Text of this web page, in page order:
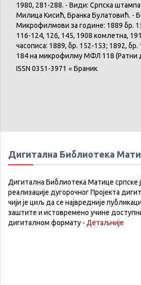
1980, 281-288. - Види: Српска
Милица Кисић, Бранка Булатовић. -
Микрофилмови за године: 1889 бр.
116-124, 126, 145, 1908 комлетна,
часописа: 1889, бр. 152-153; 1892, бр.
184 на микрофилму МФЛ 118 (Ратни
ISSN 0351-3971 = Браник
Дигитална Библиотека
Дигитална Библиотека Матице српске
реализације дугорочног Пројекта
чији је циљ да се највредније
заштите и истовремено учине
дигиталном формату - Детаљније